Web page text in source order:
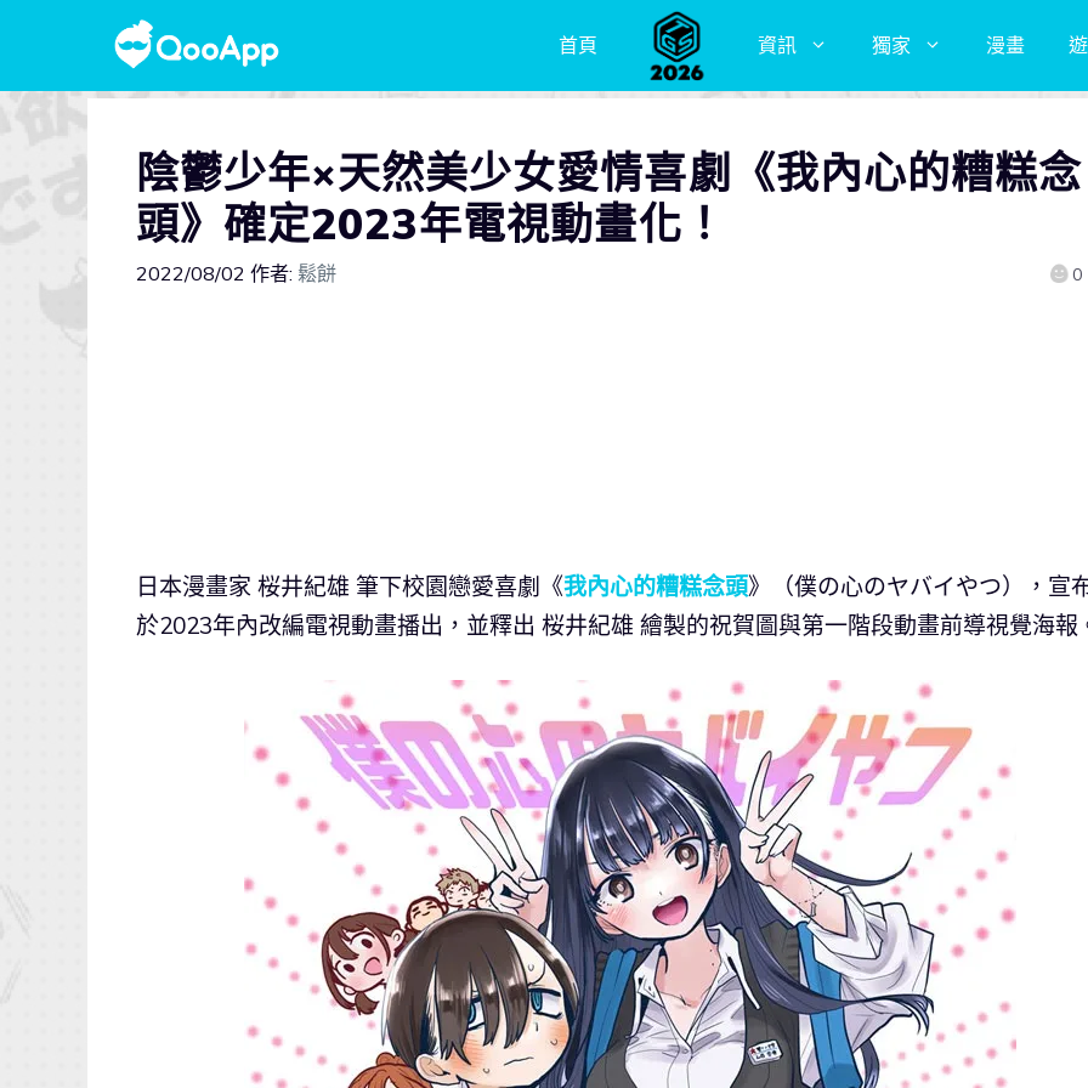
首頁 資訊 獨家 漫畫
陰鬱少年×天然美少女愛情喜劇《我內心的糟糕念
頭》確定2023年電視動畫化！
2022/08/02 作者: 鬆餅 0
日本漫畫家 桜井紀雄 筆下校園戀愛喜劇《我內心的糟糕念頭》（僕の心のヤバイやつ），宣
於2023年內改編電視動畫播出，並釋出 桜井紀雄 繪製的祝賀圖與第一階段動畫前導視覺海報